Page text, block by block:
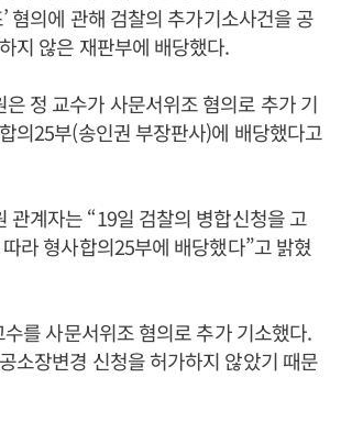
혐의에 관해 검찰의 추가기소사건을 공
지 않은 재판부에 배당했다.
정 교수가 사문서위조 혐의로 추가 기
의25부(송인권 부장판사)에 배당했다고
관계자는 “19일 검찰의 병합신청을 고
라 형사합의25부에 배당했다”고 밝혔
를 사문서위조 혐의로 추가 기소했다.
소장변경 신청을 허가하지 않았기 때문